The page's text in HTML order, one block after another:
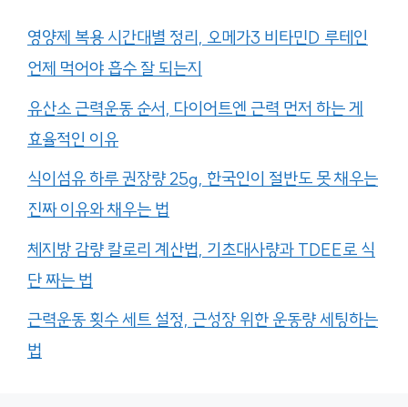
영양제 복용 시간대별 정리, 오메가3 비타민D 루테인
언제 먹어야 흡수 잘 되는지
유산소 근력운동 순서, 다이어트엔 근력 먼저 하는 게
효율적인 이유
식이섬유 하루 권장량 25g, 한국인이 절반도 못 채우는
진짜 이유와 채우는 법
체지방 감량 칼로리 계산법, 기초대사량과 TDEE로 식
단 짜는 법
근력운동 횟수 세트 설정, 근성장 위한 운동량 세팅하는
법